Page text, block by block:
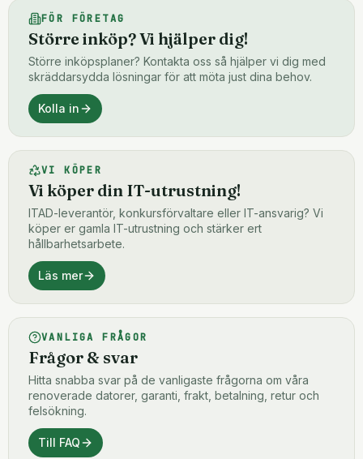
FÖR FÖRETAG
Större inköp? Vi hjälper dig!
Större inköpsplaner? Kontakta oss så hjälper vi dig med
skräddarsydda lösningar för att möta just dina behov.
Kolla in
VI KÖPER
Vi köper din IT-utrustning!
ITAD-leverantör, konkursförvaltare eller IT-ansvarig? Vi
köper er gamla IT-utrustning och stärker ert
hållbarhetsarbete.
Läs mer
VANLIGA FRÅGOR
Frågor & svar
Hitta snabba svar på de vanligaste frågorna om våra
renoverade datorer, garanti, frakt, betalning, retur och
felsökning.
Till FAQ